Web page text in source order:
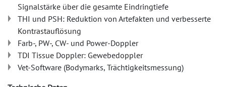
Signalstärke über die gesamte Eindringtiefe
THI und PSH: Reduktion von Artefakten und verbesserte
Kontrastauflösung
Farb-, PW-, CW- und Power-Doppler
TDI Tissue Doppler: Gewebedoppler
Vet-Software (Bodymarks, Trächtigkeitsmessung)